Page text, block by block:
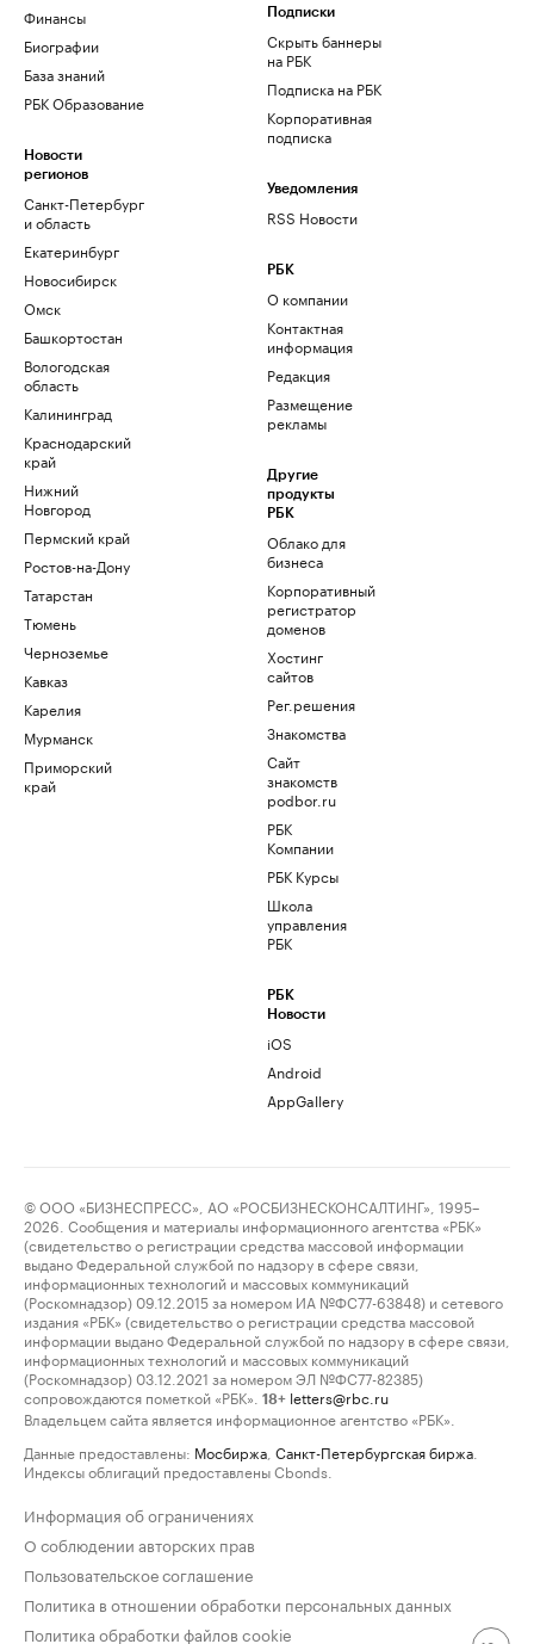
Финансы
Биографии
База знаний
РБК Образование
Новости
регионов
Санкт-Петербург
и область
Екатеринбург
Новосибирск
Омск
Башкортостан
Вологодская
область
Калининград
Краснодарский
край
Нижний
Новгород
Пермский край
Ростов-на-Дону
Татарстан
Тюмень
Черноземье
Кавказ
Карелия
Мурманск
Приморский
край
Подписки
Скрыть баннеры
на РБК
Подписка на РБК
Корпоративная
подписка
Уведомления
RSS Новости
РБК
О компании
Контактная
информация
Редакция
Размещение
рекламы
Другие
продукты
РБК
Облако для
бизнеса
Корпоративный
регистратор
доменов
Хостинг
сайтов
Рег.решения
Знакомства
Сайт
знакомств
podbor.ru
РБК
Компании
РБК Курсы
Школа
управления
РБК
РБК
Новости
iOS
Android
AppGallery
© ООО «БИЗНЕСПРЕСС», АО «РОСБИЗНЕСКОНСАЛТИНГ», 1995–
2026. Сообщения и материалы информационного агентства «РБК»
(свидетельство о регистрации средства массовой информации
выдано Федеральной службой по надзору в сфере связи,
информационных технологий и массовых коммуникаций
(Роскомнадзор) 09.12.2015 за номером ИА №ФС77-63848) и сетевого
издания «РБК» (свидетельство о регистрации средства массовой
информации выдано Федеральной службой по надзору в сфере связи,
информационных технологий и массовых коммуникаций
(Роскомнадзор) 03.12.2021 за номером ЭЛ №ФС77-82385)
сопровождаются пометкой «РБК».
18+ letters@rbc.ru
Владельцем сайта является информационное агентство «РБК».
Данные предоставлены: Мосбиржа Санкт-Петербургская биржа
Индексы облигаций предоставлены Cbonds.
Информация об ограничениях
О соблюдении авторских прав
Пользовательское соглашение
Политика в отношении обработки персональных данных
Политика обработки файлов cookie